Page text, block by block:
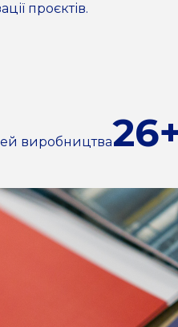
проєктів.
виробництва